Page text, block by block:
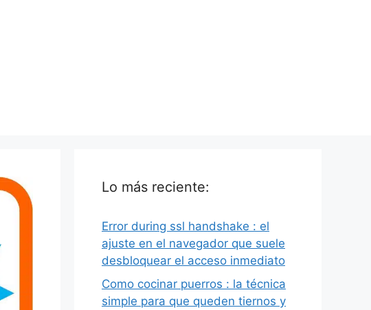
Lo más reciente:
Error during ssl handshake : el
ajuste en el navegador que suele
desbloquear el acceso inmediato
Como cocinar puerros : la técnica
simple para que queden tiernos y